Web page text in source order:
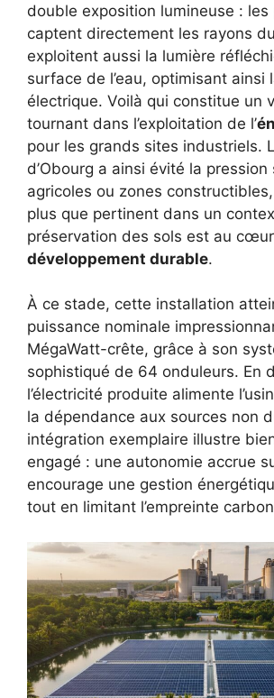
double exposition lumineuse : les
captent directement les rayons
exploitent aussi la lumière
surface de l’eau, optimisant ainsi
électrique. Voilà qui constitue un
tournant dans l’exploitation de l’
pour les grands sites industriels.
d’Obourg a ainsi évité la
agricoles ou zones
plus que pertinent dans un
préservation des sols est au
développement durable.
À ce stade, cette installation
puissance nominale
MégaWatt-crête, grâce à son
sophistiqué de 64 onduleurs. En
l’électricité produite alimente
la dépendance aux sources non
intégration exemplaire illustre
engagé : une autonomie accrue
encourage une gestion
tout en limitant l’empreinte